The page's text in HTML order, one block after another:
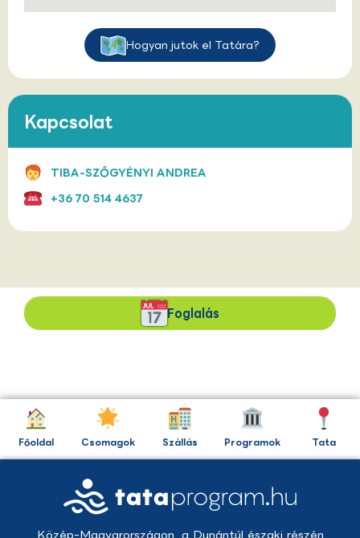
Hogyan jutok el Tatára?
Kapcsolat
TIBA-SZŐGYÉNYI ANDREA
+36 70 514 4637
Foglalás
Főoldal Csomagok Szállás Programok Tata
Közép-Magyarországon, a Dunántúl északi részén